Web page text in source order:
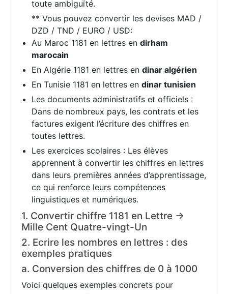
toute ambiguïté.
** Vous pouvez convertir les devises MAD /
DZD / TND / EURO / USD:
Au Maroc 1181 en lettres endirham
marocain
En Algérie 1181 en lettres endinar algérien
En Tunisie 1181 en lettres endinar tunisien
Les documents administratifs et officiels :
Dans de nombreux pays, les contrats et les
factures exigent l’écriture des chiffres en
toutes lettres.
Les exercices scolaires : Les élèves
apprennent à convertir les chiffres en lettres
dans leurs premières années d’apprentissage,
ce qui renforce leurs compétences
linguistiques et numériques.
1. Convertir chiffre 1181 en Lettre →
Mille Cent Quatre-vingt-Un
2. Ecrire les nombres en lettres : des
exemples pratiques
a. Conversion des chiffres de 0 à 1000
Voici quelques exemples concrets pour